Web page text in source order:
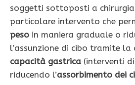
soggetti sottoposti a
particolare intervento che
peso in maniera graduale o
l’assunzione di cibo tramite
capacità gastrica (interventi
riducendo l’assorbimento dei